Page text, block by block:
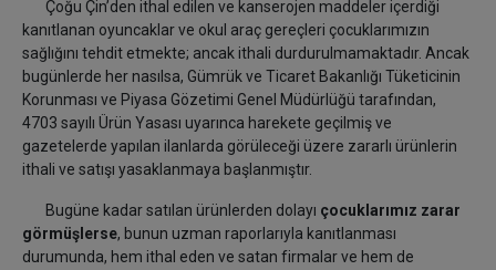
Çoğu Çin’den ithal edilen ve kanserojen maddeler içerdiği
kanıtlanan oyuncaklar ve okul araç gereçleri çocuklarımızın
sağlığını tehdit etmekte; ancak ithali durdurulmamaktadır. Ancak
bugünlerde her nasılsa, Gümrük ve Ticaret Bakanlığı Tüketicinin
Korunması ve Piyasa Gözetimi Genel Müdürlüğü tarafından,
4703 sayılı Ürün Yasası uyarınca harekete geçilmiş ve
gazetelerde yapılan ilanlarda görüleceği üzere zararlı ürünlerin
ithali ve satışı yasaklanmaya başlanmıştır.
Bugüne kadar satılan ürünlerden dolayı çocuklarımız zarar
görmüşlerse, bunun uzman raporlarıyla kanıtlanması
durumunda, hem ithal eden ve satan firmalar ve hem de